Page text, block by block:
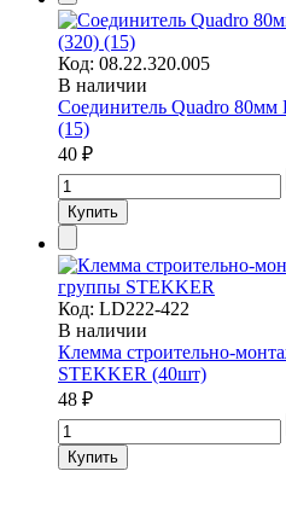
Код: 08.22.320.005
В наличии
Соединитель Quadro 80мм
(15)
40 ₽
Код: LD222-422
В наличии
Клемма строительно-
STEKKER (40шт)
48 ₽